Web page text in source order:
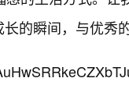
的瞬间，与优秀